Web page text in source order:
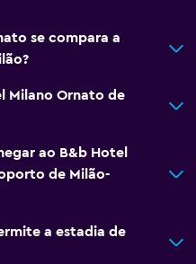
no quarto
se compara a
Milano Ornato de
ao B&b Hotel
de Milão-
a estadia de